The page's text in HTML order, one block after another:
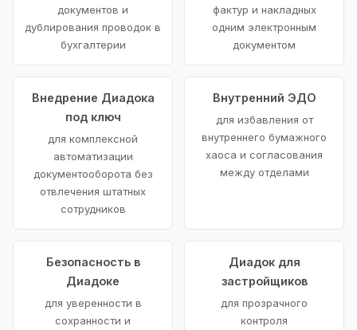
документов и
дублирования проводок в
бухгалтерии
фактур и накладных
одним электронным
документом
Внедрение Диадока
под ключ
для комплексной
автоматизации
документооборота без
отвлечения штатных
сотрудников
Внутренний ЭДО
для избавления от
внутреннего бумажного
хаоса и согласования
между отделами
Безопасность в
Диадоке
для уверенности в
сохранности и
Диадок для
застройщиков
для прозрачного
контроля